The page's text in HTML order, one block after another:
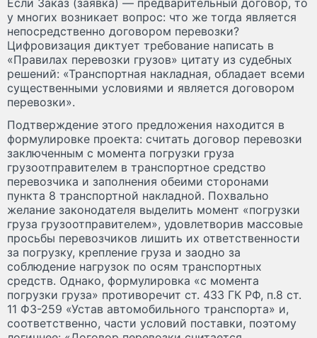
Если Заказ (заявка) — предварительный договор, то
у многих возникает вопрос: что же тогда является
непосредственно договором перевозки?
Цифровизация диктует требование написать в
«Правилах перевозки грузов» цитату из судебных
решений: «Транспортная накладная, обладает всеми
существенными условиями и является договором
перевозки».
Подтверждение этого предложения находится в
формулировке проекта: считать договор перевозки
заключенным с момента погрузки груза
грузоотправителем в транспортное средство
перевозчика и заполнения обеими сторонами
пункта 8 транспортной накладной. Похвально
желание законодателя выделить момент «погрузки
груза грузоотправителем», удовлетворив массовые
просьбы перевозчиков лишить их ответственности
за погрузку, крепление груза и заодно за
соблюдение нагрузок по осям транспортных
средств. Однако, формулировка «с момента
погрузки груза» противоречит ст. 433 ГК РФ, п.8 ст.
11 ФЗ-259 «Устав автомобильного транспорта» и,
соответственно, части условий поставки, поэтому